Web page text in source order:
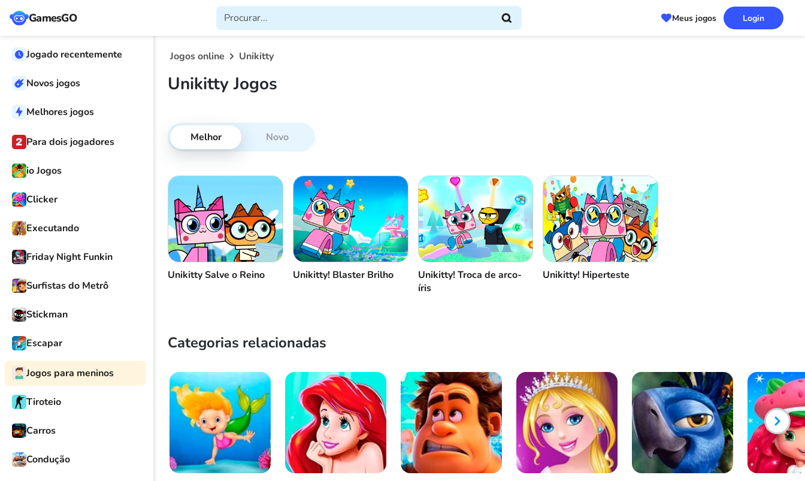
GamesGO Meus jogos Login
Jogado recentemente
Novos jogos
Melhores jogos
Para dois jogadores
io Jogos
Clicker
Executando
Friday Night Funkin
Surfistas do Metrô
Stickman
Escapar
Jogos para meninos
Tiroteio
Carros
Condução
Jogos online Unikitty
Unikitty Jogos
Melhor Novo
Unikitty Salve o Reino Unikitty! Blaster Brilho
Unikitty! Troca de arco-
íris
Unikitty! Hiperteste
Categorias relacionadas